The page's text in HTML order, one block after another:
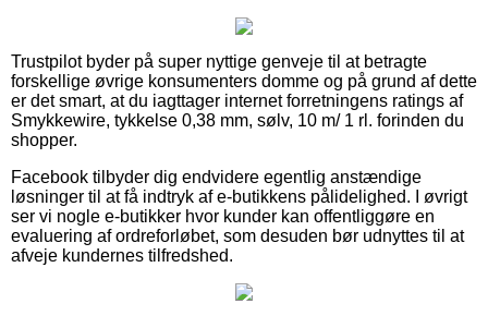
Trustpilot byder på super nyttige genveje til at betragte
forskellige øvrige konsumenters domme og på grund af dette
er det smart, at du iagttager internet forretningens ratings af
Smykkewire, tykkelse 0,38 mm, sølv, 10 m/ 1 rl. forinden du
shopper.
Facebook tilbyder dig endvidere egentlig anstændige
løsninger til at få indtryk af e-butikkens pålidelighed. I øvrigt
ser vi nogle e-butikker hvor kunder kan offentliggøre en
evaluering af ordreforløbet, som desuden bør udnyttes til at
afveje kundernes tilfredshed.